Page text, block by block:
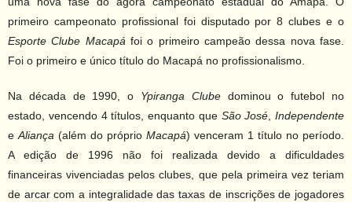
primeiro campeonato profissional foi disputado por 8 clubes e o
Esporte Clube Macapáfoi o primeiro campeão dessa nova fase.
Foi o primeiro e único título do Macapá no profissionalismo.
Na década de 1990, o Ypiranga Clubedominou o futebol no
estado, vencendo 4 títulos, enquanto que São José, Independente
eAliança (além do próprio Macapá) venceram 1 título no período.
A edição de 1996 não foi realizada devido a dificuldades
financeiras vivenciadas pelos clubes, que pela primeira vez teriam
de arcar com a integralidade das taxas de inscrições de jogadores